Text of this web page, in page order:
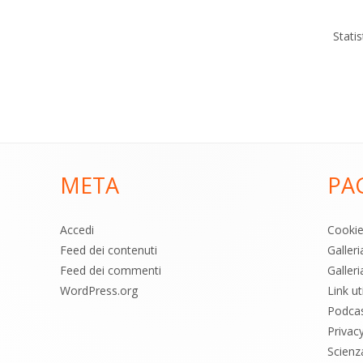
META
Accedi
Feed dei contenuti
Feed dei commenti
WordPress.org
Link